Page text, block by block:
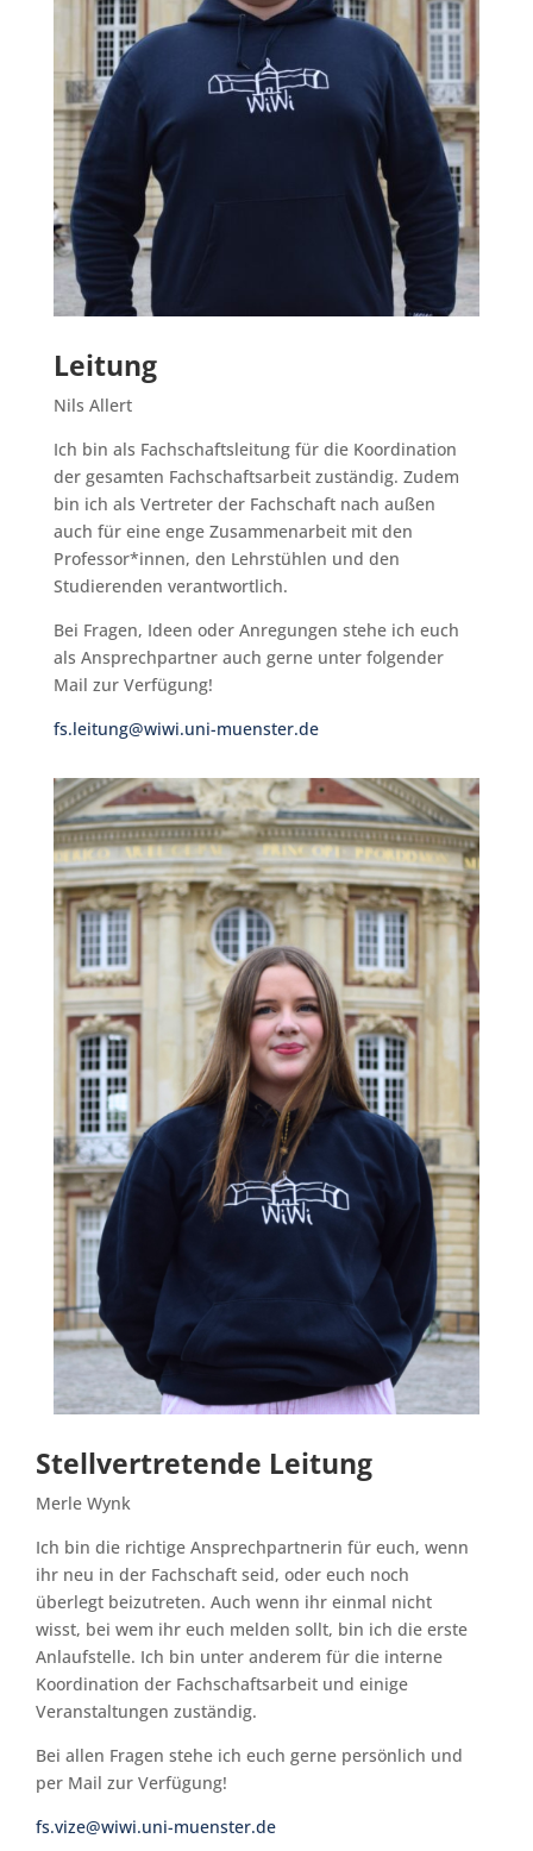
Leitung
Nils Allert
Ich bin als Fachschaftsleitung für die Koordination
der gesamten Fachschaftsarbeit zuständig. Zudem
bin ich als Vertreter der Fachschaft nach außen
auch für eine enge Zusammenarbeit mit den
Professor*innen, den Lehrstühlen und den
Studierenden verantwortlich.
Bei Fragen, Ideen oder Anregungen stehe ich euch
als Ansprechpartner auch gerne unter folgender
Mail zur Verfügung!
fs.leitung@wiwi.uni-muenster.de
Stellvertretende Leitung
Merle Wynk
Ich bin die richtige Ansprechpartnerin für euch, wenn
ihr neu in der Fachschaft seid, oder euch noch
überlegt beizutreten. Auch wenn ihr einmal nicht
wisst, bei wem ihr euch melden sollt, bin ich die erste
Anlaufstelle. Ich bin unter anderem für die interne
Koordination der Fachschaftsarbeit und einige
Veranstaltungen zuständig.
Bei allen Fragen stehe ich euch gerne persönlich und
per Mail zur Verfügung!
fs.vize@wiwi.uni-muenster.de